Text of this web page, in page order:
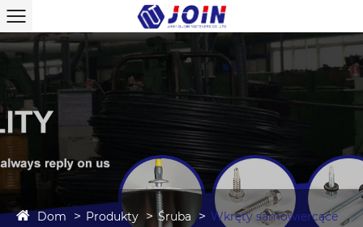
Dom Produkty Śruba Wkręty samowiercące